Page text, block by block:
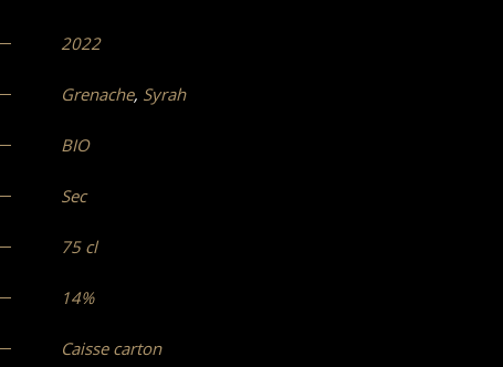
2022
Grenache, Syrah
BIO
Sec
75 cl
14%
Caisse carton